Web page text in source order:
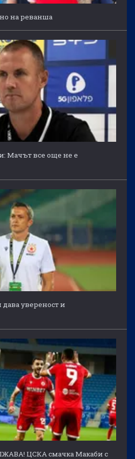
на реванша
Мачът все още не е
увереност и
ЦСКА смачка Макаби с